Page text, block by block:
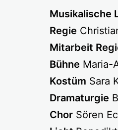
Musikalische
Regie
Mitarbeit
Bühne Maria-
Kostüm Sara
Dramaturgie
Chor Sören